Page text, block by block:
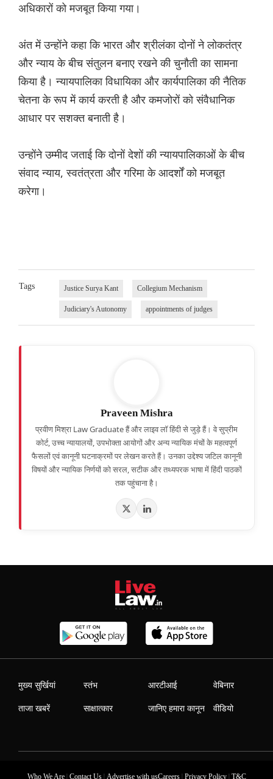
अधिकारों को मजबूत किया गया।
अंत में उन्होंने कहा कि भारत और श्रीलंका दोनों ने लोकतंत्र
और न्याय के बीच संतुलन बनाए रखने की चुनौती का सामना
किया है। न्यायपालिका विधायिका और कार्यपालिका की नैतिक
चेतना के रूप में कार्य करती है और कमजोरों को संवैधानिक
आधार पर सशक्त बनाती है।
उन्होंने उम्मीद जताई कि दोनों देशों की न्यायपालिकाओं के बीच
संवाद न्याय, स्वतंत्रता और गरिमा के आदर्शों को मजबूत
करेगा।
Tags Justice Surya Kant Collegium Mechanism
Judiciary's Autonomy appointments of judges
Praveen Mishra
प्रवीण मिश्रा Law Graduate हैं और लाइव लॉ हिंदी से जुड़े हैं। वे सुप्रीम
कोर्ट, उच्च न्यायालयों, उपभोक्ता आयोगों और अन्य न्यायिक मंचों के महत्वपूर्ण
फैसलों एवं कानूनी घटनाक्रमों पर लेखन करते हैं। उनका उद्देश्य जटिल कानूनी
विषयों और न्यायिक निर्णयों को सरल, सटीक और तथ्यपरक भाषा में हिंदी पाठकों
तक पहुंचाना है।
मुख्य सुर्खियां
ताजा खबरें
स्तंभ
साक्षात्कार
आरटीआई
जानिए हमारा कानून
वेबिनार
वीडियो
Who We Are| Contact Us| Advertise with usCareers| Privacy Policy| T&C